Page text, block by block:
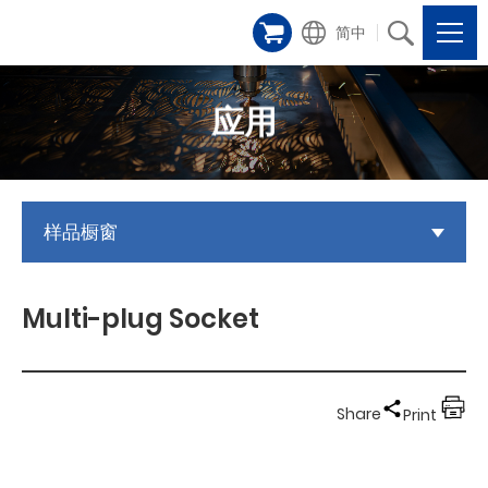
简中
应用
样品橱窗
Multi-plug Socket
Share Print